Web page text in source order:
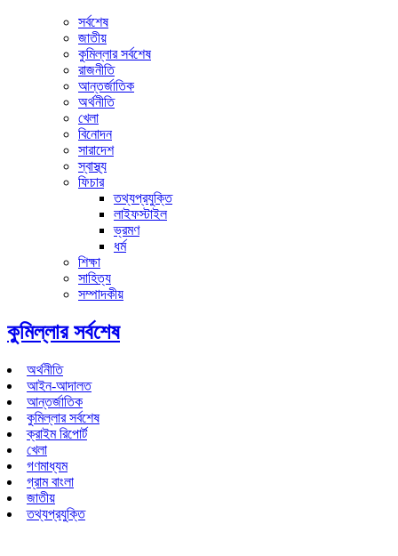
সর্বশেষ
জাতীয়
কুমিল্লার সর্বশেষ
রাজনীতি
আন্তর্জাতিক
অর্থনীতি
খেলা
বিনোদন
সারাদেশ
স্বাস্থ্য
ফিচার
তথ্যপ্রযুক্তি
লাইফস্টাইল
ভ্রমণ
ধর্ম
শিক্ষা
সাহিত্য
সম্পাদকীয়
কুমিল্লার সর্বশেষ
অর্থনীতি
আইন-আদালত
আন্তর্জাতিক
কুমিল্লার সর্বশেষ
ক্রাইম রিপোর্ট
খেলা
গণমাধ্যম
গ্রাম বাংলা
জাতীয়
তথ্যপ্রযুক্তি